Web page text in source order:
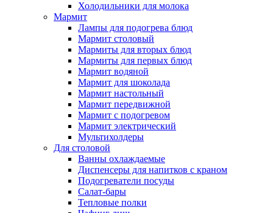
Холодильники для молока
Мармит
Лампы для подогрева блюд
Мармит столовый
Мармиты для вторых блюд
Мармиты для первых блюд
Мармит водяной
Мармит для шоколада
Мармит настольный
Мармит передвижной
Мармит с подогревом
Мармит электрический
Мультихолдеры
Для столовой
Ванны охлаждаемые
Диспенсеры для напитков с краном
Подогреватели посуды
Салат-бары
Тепловые полки